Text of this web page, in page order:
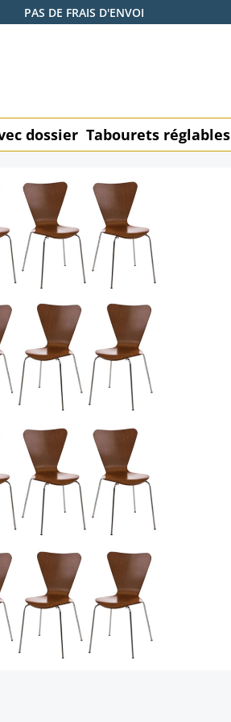
PAS DE FRAIS D'ENVOI
dossier Tabourets réglables